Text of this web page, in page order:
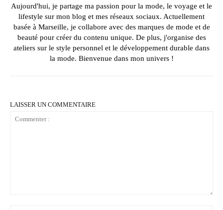
Aujourd'hui, je partage ma passion pour la mode, le voyage et le
lifestyle sur mon blog et mes réseaux sociaux. Actuellement
basée à Marseille, je collabore avec des marques de mode et de
beauté pour créer du contenu unique. De plus, j'organise des
ateliers sur le style personnel et le développement durable dans
la mode. Bienvenue dans mon univers !
LAISSER UN COMMENTAIRE